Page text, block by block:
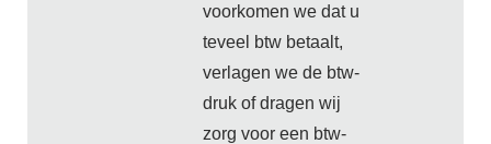
voorkomen we dat u
teveel btw betaalt,
verlagen we de btw-
druk of dragen wij
zorg voor een btw-